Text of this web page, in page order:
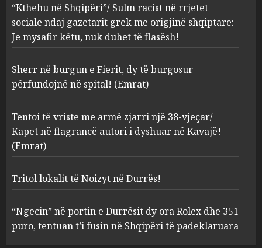
2
burgosur përfundojnë në
spital! (Emrat)
AUGUST 8, 2026
3
Tentoi të vriste me armë
zjarri një 38-vjeçar/ Kapet në
flagrancë autori i dyshuar në
Kavajë! (Emrat)
AUGUST 8, 2026
4
Tritol lokalit të Noizyt në
AUGUST 8, 2026
“Kthehu në Shqipëri”/ Sulm racist në rrjetet
sociale ndaj gazetarit grek me origjinë shqiptare:
Je mysafir këtu, nuk duhet të flasësh!
Sherr në burgun e Fierit, dy të burgosur
përfundojnë në spital! (Emrat)
Tentoi të vriste me armë zjarri një 38-vjeçar/
Kapet në flagrancë autori i dyshuar në Kavajë!
(Emrat)
Tritol lokalit të Noizyt në Durrës!
“Ngecin” në portin e Durrësit dy ora Rolex dhe 351
puro, tentuan t’i fusin në Shqipëri të padeklaruara